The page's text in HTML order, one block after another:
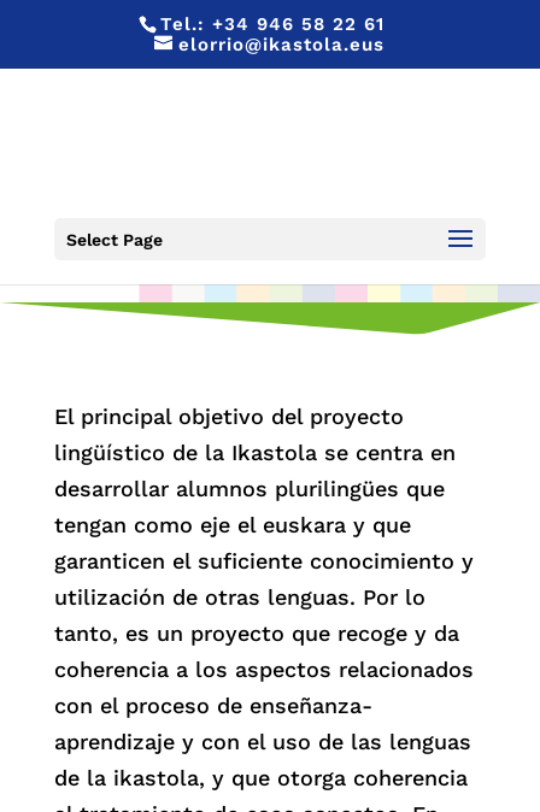
Tel.:+34 946 58 22 61
elorrio@ikastola.eus
Select Page
PROYECTO LINGÜÍSTICO
El principal objetivo del proyecto
lingüístico de la Ikastola se centra en
desarrollar alumnos plurilingües que
tengan como eje el euskara y que
garanticen el suficiente conocimiento y
utilización de otras lenguas. Por lo
tanto, es un proyecto que recoge y da
coherencia a los aspectos relacionados
con el proceso de enseñanza-
aprendizaje y con el uso de las lenguas
de la ikastola, y que otorga coherencia